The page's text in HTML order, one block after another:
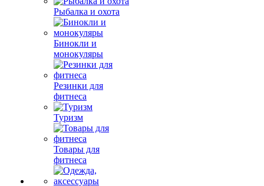
Рыбалка и охота
Бинокли и
монокуляры
Резинки для
фитнеса
Туризм
Товары для
фитнеса